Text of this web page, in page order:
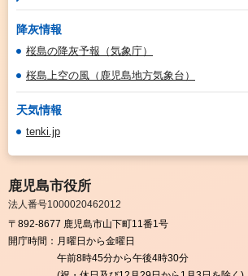
降灰情報
桜島の降灰予報（気象庁）
桜島上空の風（鹿児島地方気象台）
天気情報
tenki.jp
鹿児島市役所
法人番号1000020462012
〒892-8677 鹿児島市山下町11番1号
開庁時間： 月曜日から金曜日
午前8時45分から午後4時30分